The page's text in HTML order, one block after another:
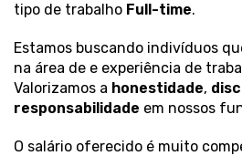
tipo de trabalho Full-time.
Estamos buscando indivíduos
na área de e experiência de
Valorizamos a honestidade,
responsabilidade em nossos
O salário oferecido é muito